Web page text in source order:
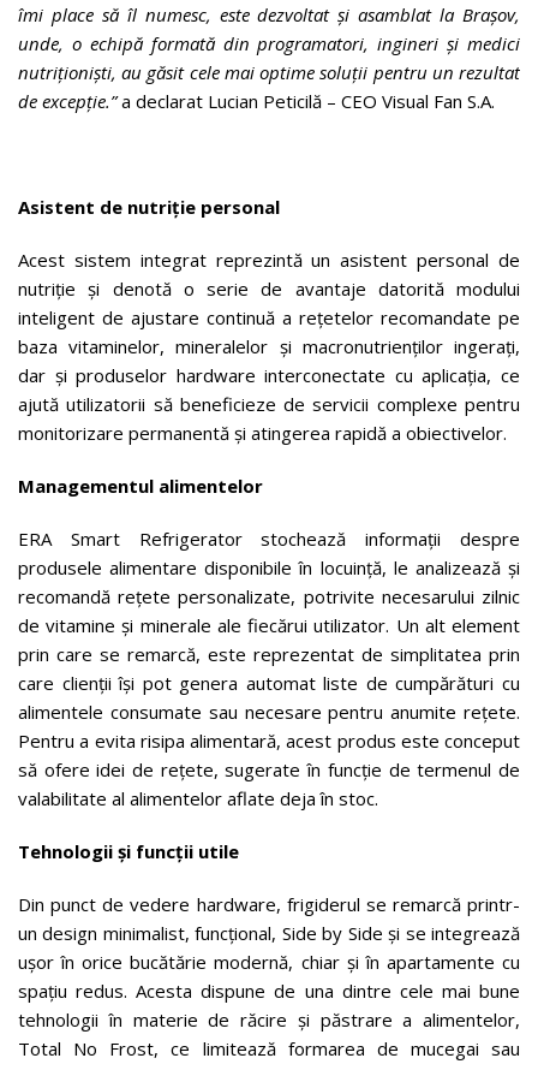
îmi place să îl numesc, este dezvoltat și asamblat la Brașov,
unde, o echipă formată din programatori, ingineri și medici
nutriționiști, au găsit cele mai optime soluții pentru un rezultat
de excepție.”a declarat Lucian Peticilă – CEO Visual Fan S.A.
Asistent de nutriție personal
Acest sistem integrat reprezintă un asistent personal de
nutriție și denotă o serie de avantaje datorită modului
inteligent de ajustare continuă a rețetelor recomandate pe
baza vitaminelor, mineralelor și macronutrienților ingerați,
dar și produselor hardware interconectate cu aplicația, ce
ajută utilizatorii să beneficieze de servicii complexe pentru
monitorizare permanentă și atingerea rapidă a obiectivelor.
Managementul alimentelor
ERA Smart Refrigerator stochează informații despre
produsele alimentare disponibile în locuință, le analizează și
recomandă rețete personalizate, potrivite necesarului zilnic
de vitamine și minerale ale fiecărui utilizator. Un alt element
prin care se remarcă, este reprezentat de simplitatea prin
care clienții își pot genera automat liste de cumpărături cu
alimentele consumate sau necesare pentru anumite rețete.
Pentru a evita risipa alimentară, acest produs este conceput
să ofere idei de rețete, sugerate în funcție de termenul de
valabilitate al alimentelor aflate deja în stoc.
Tehnologii și funcții utile
Din punct de vedere hardware, frigiderul se remarcă printr-
un design minimalist, funcțional, Side by Side și se integrează
ușor în orice bucătărie modernă, chiar și în apartamente cu
spațiu redus. Acesta dispune de una dintre cele mai bune
tehnologii în materie de răcire și păstrare a alimentelor,
Total No Frost, ce limitează formarea de mucegai sau